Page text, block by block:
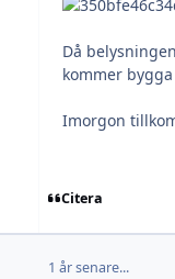
Då
kommer
Imorgon
Citera
1 år senare...